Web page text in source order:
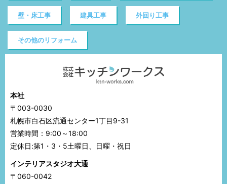
壁・床工事 建具工事 外回り工事
その他のリフォーム
本社
〒003-0030
札幌市白石区流通センター1丁目9-31
営業時間：9:00～18:00
定休日:第1・3・5土曜日、日曜・祝日
インテリアスタジオ大通
〒060-0042